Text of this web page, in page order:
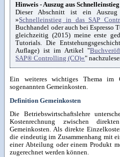
Hinweis - Auszug aus
Dieser Abschnitt ist ein Auszug
»Schnelleinstieg in das SAP
Buchhandel oder auch bei Espresso
gleichzeitig (2015) meine erste
Tutorials. Die
Auflage) ist im Artikel "
SAP® Controlling (CO)«"
Ein weiteres wichtiges Thema
sogenannten Gemeinkosten.
Definition Gemeinkosten
Die Betriebswirtschaftslehre
Kostenrechnung zwischen
Gemeinkosten. Als direkte
die eindeutig im Zusammenhang mit
einer Abteilung oder einem Produkt
zugerechnet werden können.